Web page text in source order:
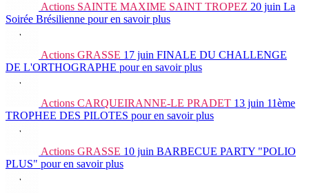
Actions SAINTE MAXIME SAINT TROPEZ 20 juin La
Soirée Brésilienne pour en savoir plus
Actions GRASSE 17 juin FINALE DU CHALLENGE
DE L'ORTHOGRAPHE pour en savoir plus
Actions CARQUEIRANNE-LE PRADET 13 juin 11ème
TROPHEE DES PILOTES pour en savoir plus
Actions GRASSE 10 juin BARBECUE PARTY "POLIO
PLUS" pour en savoir plus